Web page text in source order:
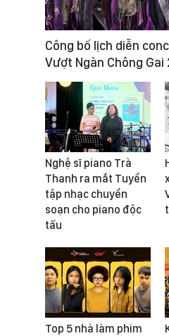
Công bố lịch diễn
Vượt Ngàn Chông Gai
Nghệ sĩ piano Trà
Thanh ra mắt Tuyển
tập nhạc chuyển
soạn cho piano độc
tấu
Top 5 nhà làm phim